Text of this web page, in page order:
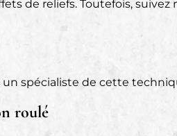
de reliefs. Toutefois,
spécialiste de cette
roulé